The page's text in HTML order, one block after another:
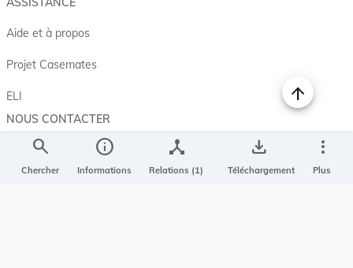
search
Chercher
info
Informations
device_hub
Relations (1)
save_alt
Téléchargement
more_vert
Plus
Aide et à propos
Projet Casemates
ELI
NOUS CONTACTER
Service central de législation
5, rue Plaetis